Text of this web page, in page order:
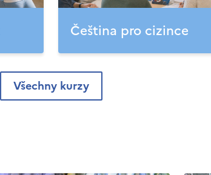
Čeština pro cizince
Všechny kurzy